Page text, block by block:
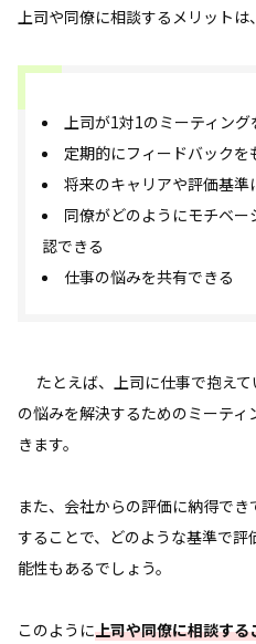
上司や同僚に相談するメリットは
上司が1対1のミーティン
定期的にフィードバックを
将来のキャリアや評価基準
同僚がどのようにモチベ
認できる
仕事の悩みを共有できる
たとえば、上司に仕事で抱えて
の悩みを解決するためのミーテ
きます。
また、会社からの評価に納得で
することで、どのような基準で
能性もあるでしょう。
このように上司や同僚に相談す